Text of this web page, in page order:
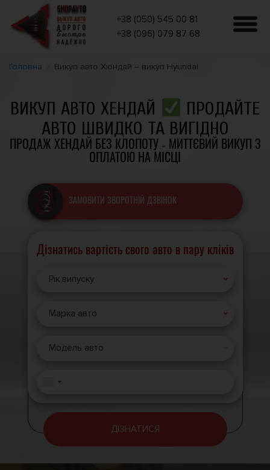
+38 (050) 545 00 81
+38 (096) 079 87 68
Головна Викуп авто Хюндай – викуп Hyundai
ВИКУП АВТО ХЕНДАЙ
ПРОДАЙТЕ
АВТО ШВИДКО ТА ВИГІДНО
ПРОДАЖ ХЕНДАЙ БЕЗ КЛОПОТУ - МИТТЄВИЙ ВИКУП З
ОПЛАТОЮ НА МІСЦІ
ЗАМОВИТИ ЗВОРОТНІЙ ДЗВІНОК
Дізнатись вартість свого авто в пару кліків
Рік випуску
Марка авто
Модель авто
ДІЗНАТИСЯ